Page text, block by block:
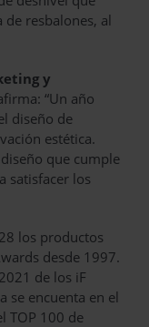
resbalones, al
y
“Un año
diseño de
estética.
que cumple
satisfacer los
los productos
desde 1997.
de los iF
se encuenta en el
TOP 100 de